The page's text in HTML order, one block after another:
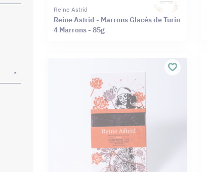
Reine Astrid
Reine Astrid - Marrons Glacés de Turin
4 Marrons - 85g